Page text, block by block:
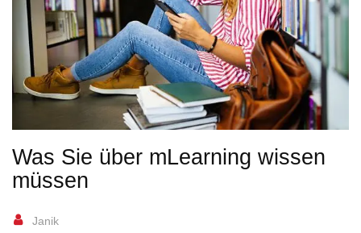
Was Sie über mLearning wissen
müssen
Janik